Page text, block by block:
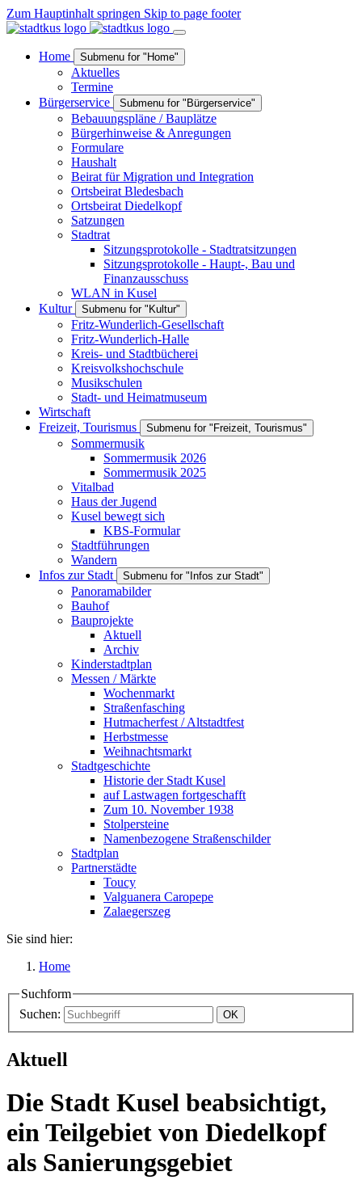
Zum Hauptinhalt springen Skip to page footer
Home Submenu for "Home"
Aktuelles
Termine
Bürgerservice
Submenu for "Bürgerservice"
Bebauungspläne / Bauplätze
Bürgerhinweise & Anregungen
Formulare
Haushalt
Beirat für Migration und Integration
Ortsbeirat Bledesbach
Ortsbeirat Diedelkopf
Satzungen
Stadtrat
Sitzungsprotokolle - Stadtratsitzungen
Sitzungsprotokolle - Haupt-, Bau und
Finanzausschuss
WLAN in Kusel
Kultur
Submenu for "Kultur"
Fritz-Wunderlich-Gesellschaft
Fritz-Wunderlich-Halle
Kreis- und Stadtbücherei
Kreisvolkshochschule
Musikschulen
Stadt- und Heimatmuseum
Wirtschaft
Freizeit, Tourismus
Submenu for "Freizeit, Tourismus"
Sommermusik
Sommermusik 2026
Sommermusik 2025
Vitalbad
Haus der Jugend
Kusel bewegt sich
KBS-Formular
Stadtführungen
Wandern
Infos zur Stadt
Submenu for "Infos zur Stadt"
Panoramabilder
Bauhof
Bauprojekte
Aktuell
Archiv
Kinderstadtplan
Messen / Märkte
Wochenmarkt
Straßenfasching
Hutmacherfest / Altstadtfest
Herbstmesse
Weihnachtsmarkt
Stadtgeschichte
Historie der Stadt Kusel
auf Lastwagen fortgeschafft
Zum 10. November 1938
Stolpersteine
Namenbezogene Straßenschilder
Stadtplan
Partnerstädte
Toucy
Valguanera Caropepe
Zalaegerszeg
Sie sind hier:
Home
Suchform
Suchen:
Aktuell
Die Stadt Kusel beabsichtigt,
ein Teilgebiet von Diedelkopf
als Sanierungsgebiet